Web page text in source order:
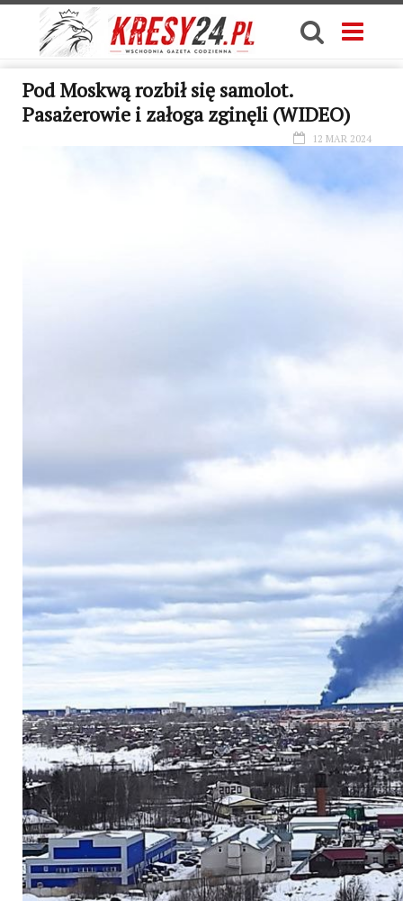
Pod Moskwą rozbił się samolot.
Pasażerowie i załoga zginęli (WIDEO)
12 MAR 2024